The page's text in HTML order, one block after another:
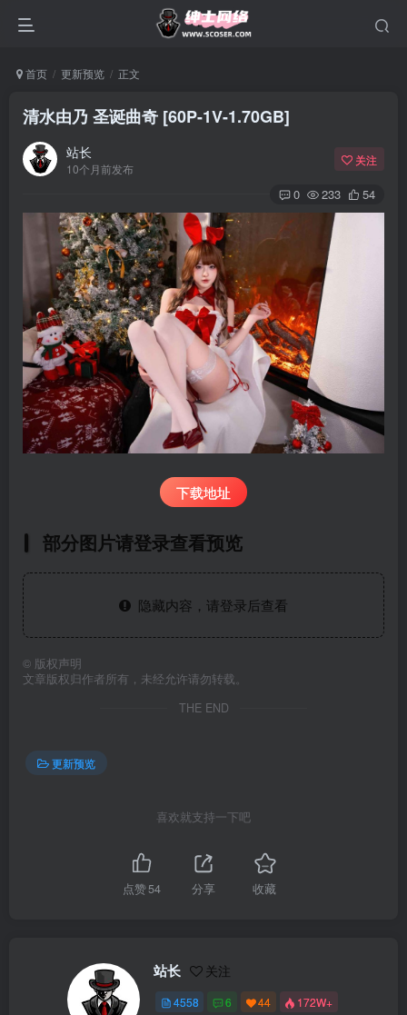
首页 更新预览 正文
清水由乃 圣诞曲奇 [60P-1V-1.70GB]
站长
10个月前发布
关注
0 233 54
下载地址
部分图片请登录查看预览
隐藏内容，请登录后查看
© 版权声明
文章版权归作者所有，未经允许请勿转载。
THE END
更新预览
喜欢就支持一下吧
点赞54 分享 收藏
站长 关注
4558 6 44 172W+